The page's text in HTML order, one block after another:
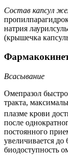
Состав капсул
натрия
(крышечка
Всасывание
Омепразол
тракта,
плазме крови
после
постоянного
увеличивается
биодоступность